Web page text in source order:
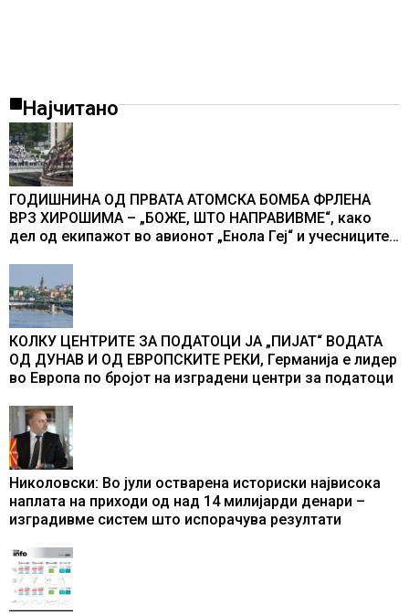
Најчитано
ГОДИШНИНА ОД ПРВАТА АТОМСКА БОМБА ФРЛЕНА
ВРЗ ХИРОШИМА – „БОЖЕ, ШТО НАПРАВИВМЕ“, како
дел од екипажот во авионот „Енола Геј“ и учесниците
промени текот на историјата
КОЛКУ ЦЕНТРИТЕ ЗА ПОДАТОЦИ ЈА „ПИЈАТ“ ВОДАТА
ОД ДУНАВ И ОД ЕВРОПСКИТЕ РЕКИ, Германија е лидер
во Европа по бројот на изградени центри за податоци
Николовски: Во јули остварена историски највисока
наплата на приходи од над 14 милијарди денари –
изградивме систем што испорачува резултати